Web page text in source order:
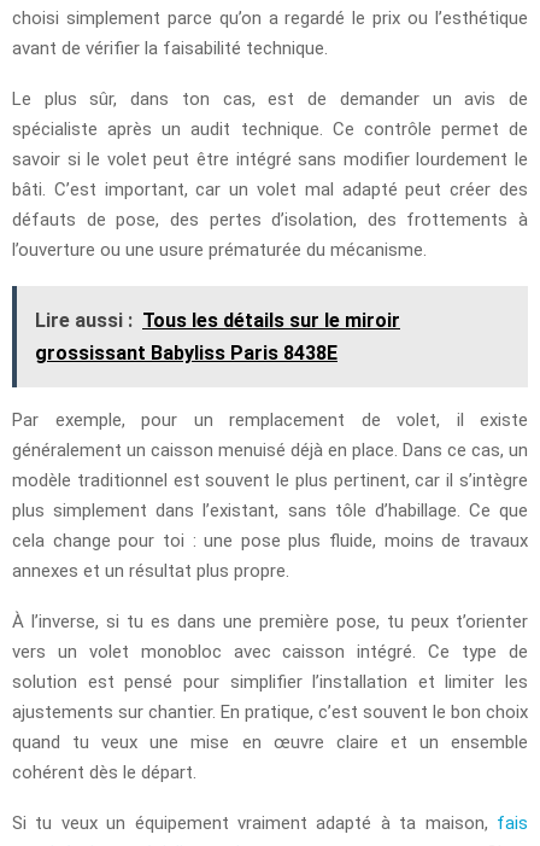
choisi simplement parce qu’on a regardé le prix ou l’esthétique
avant de vérifier la faisabilité technique.
Le plus sûr, dans ton cas, est de demander un avis de
spécialiste après un audit technique. Ce contrôle permet de
savoir si le volet peut être intégré sans modifier lourdement le
bâti. C’est important, car un volet mal adapté peut créer des
défauts de pose, des pertes d’isolation, des frottements à
l’ouverture ou une usure prématurée du mécanisme.
Lire aussi : Tous les détails sur le miroir
grossissant Babyliss Paris 8438E
Par exemple, pour un remplacement de volet, il existe
généralement un caisson menuisé déjà en place. Dans ce cas, un
modèle traditionnel est souvent le plus pertinent, car il s’intègre
plus simplement dans l’existant, sans tôle d’habillage. Ce que
cela change pour toi : une pose plus fluide, moins de travaux
annexes et un résultat plus propre.
À l’inverse, si tu es dans une première pose, tu peux t’orienter
vers un volet monobloc avec caisson intégré. Ce type de
solution est pensé pour simplifier l’installation et limiter les
ajustements sur chantier. En pratique, c’est souvent le bon choix
quand tu veux une mise en œuvre claire et un ensemble
cohérent dès le départ.
Si tu veux un équipement vraiment adapté à ta maison, fais